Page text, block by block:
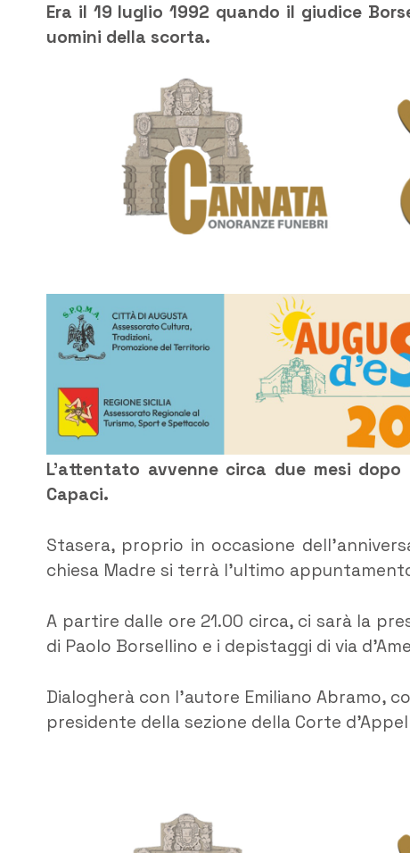
Era il 19 luglio 1992 quando il giudice
uomini della scorta.
L’attentato avvenne circa due mesi
Capaci.
Stasera, proprio in occasione
chiesa Madre si terrà l’ultimo
A partire dalle ore 21.00 circa, ci sarà la
di Paolo Borsellino e i depistaggi di via
Dialogherà con l’autore Emiliano Abramo,
presidente della sezione della Corte